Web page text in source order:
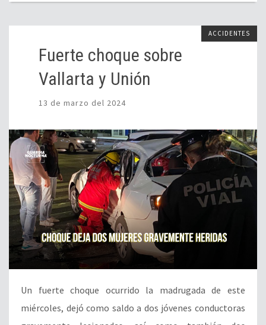
ACCIDENTES
Fuerte choque sobre
Vallarta y Unión
13 de marzo del 2024
Un fuerte choque ocurrido la madrugada de este
miércoles, dejó como saldo a dos jóvenes conductoras